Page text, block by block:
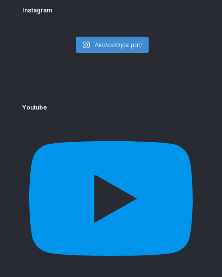
Instagram
Ακολούθησε μας
Youtube